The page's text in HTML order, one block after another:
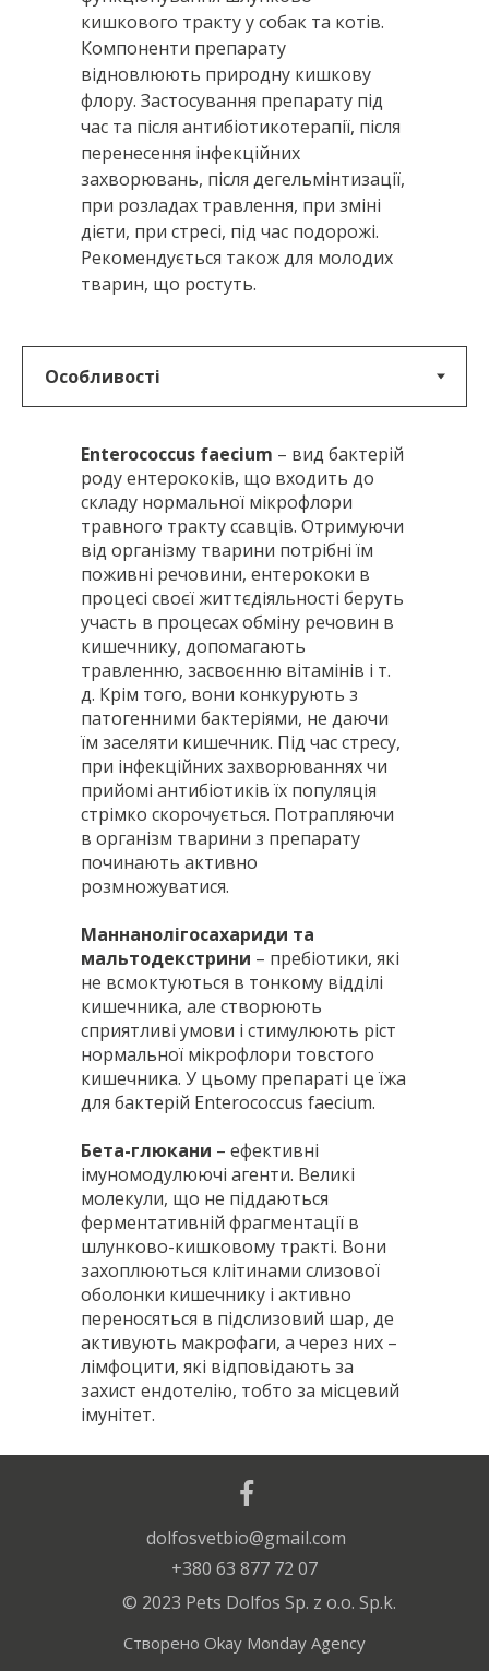
кишкового тракту у собак та котів.
Компоненти препарату
відновлюють природну кишкову
флору. Застосування препарату під
час та після антибіотикотерапії, після
перенесення інфекційних
захворювань, після дегельмінтизації,
при розладах травлення, при зміні
дієти, при стресі, під час подорожі.
Рекомендується також для молодих
тварин, що ростуть.
Enterococcus faecium – вид бактерій
роду ентерококів, що входить до
складу нормальної мікрофлори
травного тракту ссавців. Отримуючи
від організму тварини потрібні їм
поживні речовини, ентерококи в
процесі своєї життєдіяльності беруть
участь в процесах обміну речовин в
кишечнику, допомагають
травленню, засвоєнню вітамінів і т.
д. Крім того, вони конкурують з
патогенними бактеріями, не даючи
їм заселяти кишечник. Під час стресу,
при інфекційних захворюваннях чи
прийомі антибіотиків їх популяція
стрімко скорочується. Потрапляючи
в організм тварини з препарату
починають активно
розмножуватися.
Маннанолігосахариди та
мальтодекстрини – пребіотики, які
не всмоктуються в тонкому відділі
кишечника, але створюють
сприятливі умови і стимулюють ріст
нормальної мікрофлори товстого
кишечника. У цьому препараті це їжа
для бактерій Enterococcus faecium.
Бета-глюкани – ефективні
імуномодулюючі агенти. Великі
молекули, що не піддаються
ферментативній фрагментації в
шлунково-кишковому тракті. Вони
захоплюються клітинами слизової
оболонки кишечнику і активно
переносяться в підслизовий шар, де
активують макрофаги, а через них –
лімфоцити, які відповідають за
захист ендотелію, тобто за місцевий
імунітет.
сухі пивні дріжджі, мальтодекстрин,
маннанолігосахариди.
1 таблетка містить
enterococcus faecium – 1,5*109 КУО.
Коти та собаки – 1-2 таблетки на
Рекомендованій курс 14 діб. Після
прийому антибіотиків препарат
© 2023 Pets Dolfos Sp. z o.o. Sp.k.
+380 63 877 72 07
dolfosvetbio@gmail.com
Створено Okay Monday Agency